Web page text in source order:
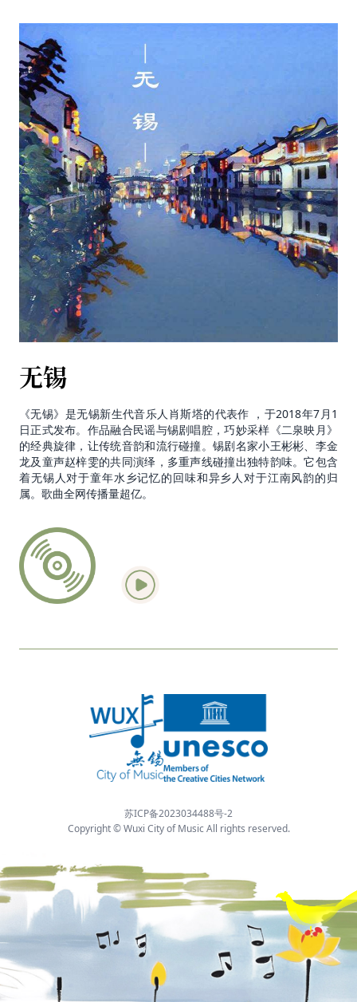
无锡
《无锡》是无锡新生代音乐人肖斯塔的代表作 ，于2018年7月1
日正式发布。作品融合民谣与锡剧唱腔，巧妙采样《二泉映月》
的经典旋律，让传统音韵和流行碰撞。锡剧名家小王彬彬、李金
龙及童声赵梓雯的共同演绎，多重声线碰撞出独特韵味。它包含
着无锡人对于童年水乡记忆的回味和异乡人对于江南风韵的归
属。歌曲全网传播量超亿。
苏ICP备2023034488号-2
Copyright © Wuxi City of Music All rights reserved.